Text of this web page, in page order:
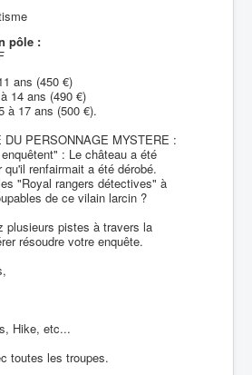
pôle :
ans (450 €)
14 ans (490 €)
à 17 ans (500 €).
PERSONNAGE MYSTERE :
: Le château a été
renfairmait a été dérobé.
"Royal rangers détectives" à
de ce vilain larcin ?
plusieurs pistes à travers la
résoudre votre enquête.
Hike, etc...
toutes les troupes.